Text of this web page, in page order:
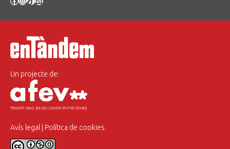
Un projecte de:
Avís legal Política de cookies